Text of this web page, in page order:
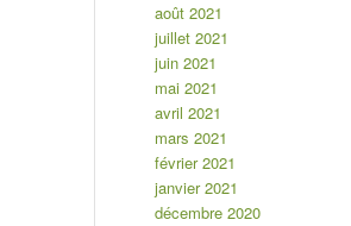
août 2021
juillet 2021
juin 2021
mai 2021
avril 2021
mars 2021
février 2021
janvier 2021
décembre 2020